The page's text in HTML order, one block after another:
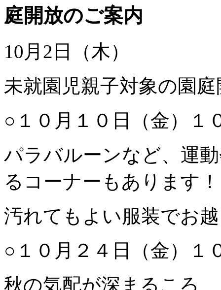
庭開放のご案内
10月2日（木）
未就園児親子対象の園
○１０月１０日（金）１
パラバルーンなど、運
るコーナーもあります！
汚れてもよい服装でお
○１０月２４日（金）１
秋の気配が深まるころ